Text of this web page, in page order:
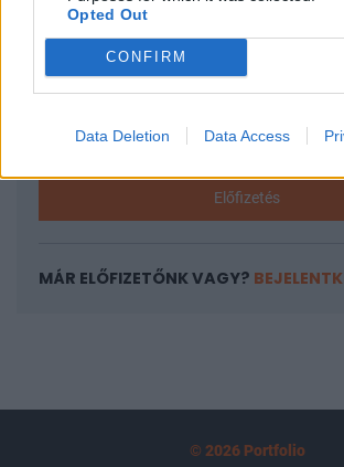
Opted Out
CONFIRM
Data Deletion Data Access
regisztrációhoz kötött.
Az előfizetés a következőket
kötéslistái
Előfizetés
MÁR ELŐFIZETŐNK VAGY?
© 2026 Portfolio